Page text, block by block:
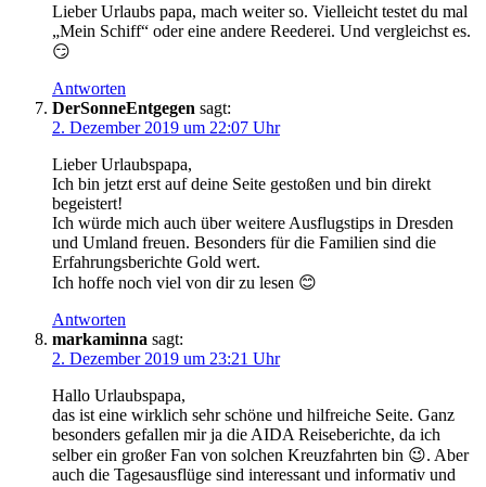
Lieber Urlaubs papa, mach weiter so. Vielleicht testet du mal
„Mein Schiff“ oder eine andere Reederei. Und vergleichst es.
😏
Antworten
DerSonneEntgegen sagt:
2. Dezember 2019 um 22:07 Uhr
Lieber Urlaubspapa,
Ich bin jetzt erst auf deine Seite gestoßen und bin direkt
begeistert!
Ich würde mich auch über weitere Ausflugstips in Dresden
und Umland freuen. Besonders für die Familien sind die
Erfahrungsberichte Gold wert.
Ich hoffe noch viel von dir zu lesen 😊
Antworten
markaminna sagt:
2. Dezember 2019 um 23:21 Uhr
Hallo Urlaubspapa,
das ist eine wirklich sehr schöne und hilfreiche Seite. Ganz
besonders gefallen mir ja die AIDA Reiseberichte, da ich
selber ein großer Fan von solchen Kreuzfahrten bin 😉. Aber
auch die Tagesausflüge sind interessant und informativ und